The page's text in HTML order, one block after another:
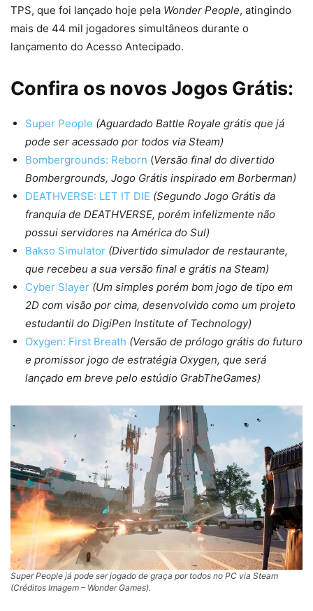
TPS, que foi lançado hoje pela Wonder People, atingindo
mais de 44 mil jogadores simultâneos durante o
lançamento do Acesso Antecipado.
Confira os novos Jogos Grátis:
Super People (Aguardado Battle Royale grátis que já
pode ser acessado por todos via Steam)
Bombergrounds: Reborn (Versão final do divertido
Bombergrounds, Jogo Grátis inspirado em Borberman)
DEATHVERSE: LET IT DIE (Segundo Jogo Grátis da
franquia de DEATHVERSE, porém infelizmente não
possui servidores na América do Sul)
Bakso Simulator (Divertido simulador de restaurante,
que recebeu a sua versão final e grátis na Steam)
Cyber Slayer (Um simples porém bom jogo de tipo em
2D com visão por cima, desenvolvido como um projeto
estudantil do DigiPen Institute of Technology)
Oxygen: First Breath (Versão de prólogo grátis do futuro
e promissor jogo de estratégia Oxygen, que será
lançado em breve pelo estúdio GrabTheGames)
Super People já pode ser jogado de graça por todos no PC via Steam
(Créditos Imagem – Wonder Games).